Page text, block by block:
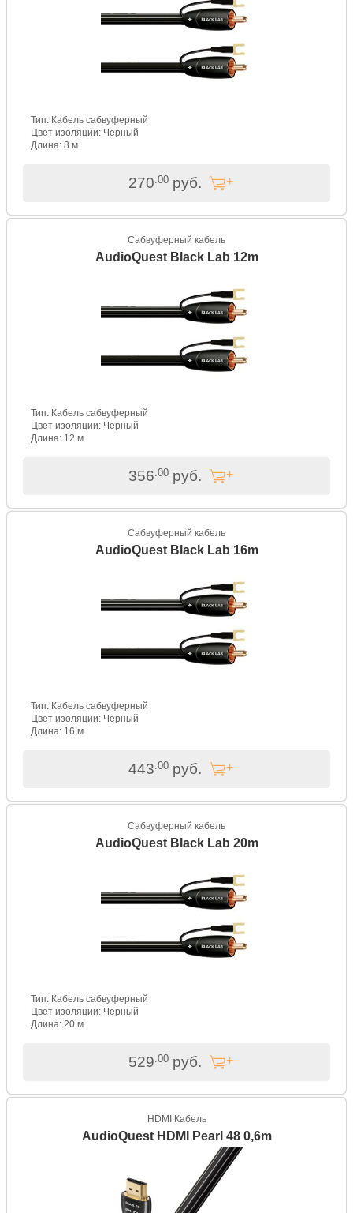
Тип: Кабель сабвуферный
Цвет изоляции: Черный
Длина: 8 м
270 .00руб.
Сабвуферный кабель
AudioQuest Black Lab 12m
Тип: Кабель сабвуферный
Цвет изоляции: Черный
Длина: 12 м
356 .00руб.
Сабвуферный кабель
AudioQuest Black Lab 16m
Тип: Кабель сабвуферный
Цвет изоляции: Черный
Длина: 16 м
443 .00руб.
Сабвуферный кабель
AudioQuest Black Lab 20m
Тип: Кабель сабвуферный
Цвет изоляции: Черный
Длина: 20 м
529 .00руб.
HDMI Кабель
AudioQuest HDMI Pearl 48 0,6m